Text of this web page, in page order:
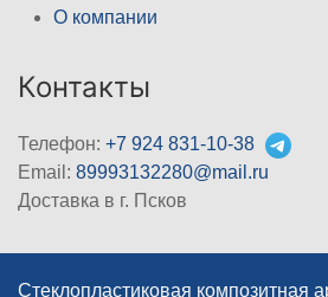
О компании
Контакты
Телефон: +7 924 831-10-38
Email: 89993132280@mail.ru
Доставка в г. Псков
Стеклопластиковая композитная